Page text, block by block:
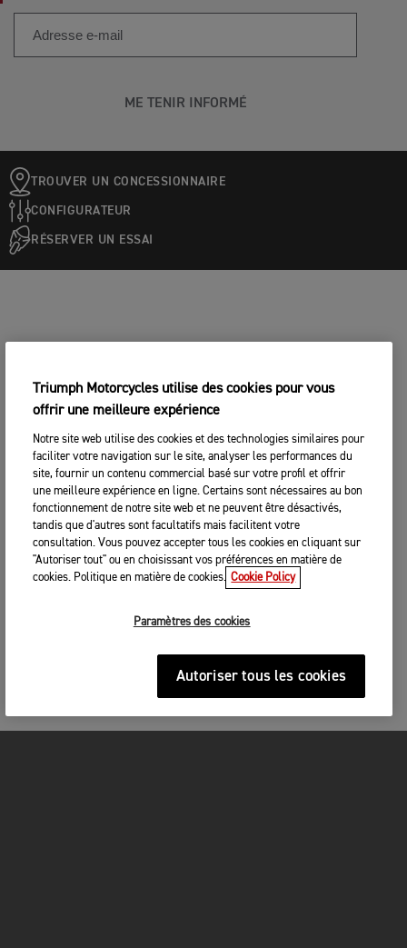
ME TENIR INFORMÉ
TROUVER UN CONCESSIONNAIRE
CONFIGURATEUR
RÉSERVER UN ESSAI
Triumph Motorcycles utilise des cookies pour vous
offrir une meilleure expérience
Notre site web utilise des cookies et des technologies similaires pour
faciliter votre navigation sur le site, analyser les performances du
site, fournir un contenu commercial basé sur votre profil et offrir
une meilleure expérience en ligne. Certains sont nécessaires au bon
fonctionnement de notre site web et ne peuvent être désactivés,
tandis que d'autres sont facultatifs mais facilitent votre
consultation. Vous pouvez accepter tous les cookies en cliquant sur
"Autoriser tout" ou en choisissant vos préférences en matière de
cookies. Politique en matière de cookies. Cookie Policy
Paramètres des cookies
Autoriser tous les cookies